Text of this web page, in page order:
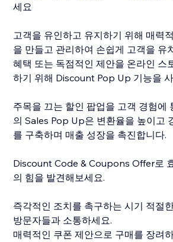
세요
고객을 유인하고 유지하기 위해 매력
을 만들고 관리하여 손쉽게 고객을 유
혜택 또는 독점적인 제안을 온라인 스
하기 위해 Discount Pop Up 기능을
주목을 끄는 할인 팝업을 고객 경험에
의 Sales Pop Up은 변환율을 높이고
를 구축하며 매출 성장을 촉진합니다.
Discount Code & Coupons Offer로
의 힘을 발견해보세요.
즉각적인 조치를 촉구하는 시기 적절
방문자들과 소통하세요.
매력적인 쿠폰 제안으로 구매를 장려